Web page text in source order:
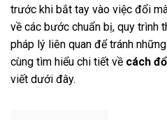
trước khi bắt tay vào việc đổi
về các bước chuẩn bị, quy trình
pháp lý liên quan để tránh
cùng tìm hiểu chi tiết về cách
viết dưới đây.